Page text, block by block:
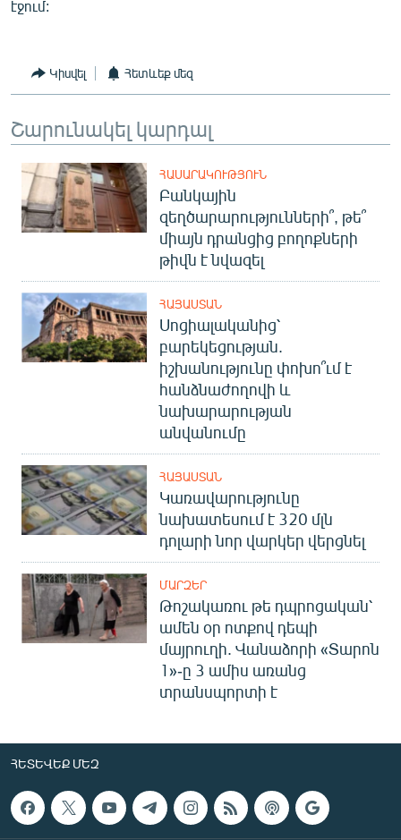
Русский
ՀԵՏԵՎԵՔ ՄԵԶ
«Ազատության» բոլոր կայքերը
էջում:
Կիսվել Հետևեք մեզ
Շարունակել կարդալ
ՀԱՍԱՐԱԿՈՒԹՅՈՒՆ
Բանկային
զեղծարարությունների՞, թե՞
միայն դրանցից բողոքների
թիվն է նվազել
ՀԱՅԱՍՏԱՆ
Սոցիալականից՝
բարեկեցության.
իշխանությունը փոխո՞ւմ է
հանձնաժողովի և
նախարարության
անվանումը
ՀԱՅԱՍՏԱՆ
Կառավարությունը
նախատեսում է 320 մլն
դոլարի նոր վարկեր վերցնել
ՄԱՐԶԵՐ
Թոշակառու թե դպրոցական՝
ամեն օր ոտքով դեպի
մայրուղի. Վանաձորի «Տարոն
1»-ը 3 ամիս առանց
տրանսպորտի է
ՀԵՏԵՎԵՔ ՄԵԶ